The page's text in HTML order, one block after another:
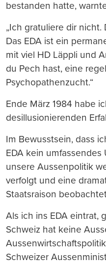
bestanden hatte,
„Ich gratuliere dir
Das EDA ist ein
mit viel HD Läppli und
du Pech hast, eine
Psychopathenzucht.“
Ende März 1984 habe
desillusionierenden
Im Bewusstsein, dass
EDA kein
unsere Aussenpolitik
verfolgt und eine
Staatsraison
Als ich ins EDA eintrat,
Schweiz hat keine
Schweizer